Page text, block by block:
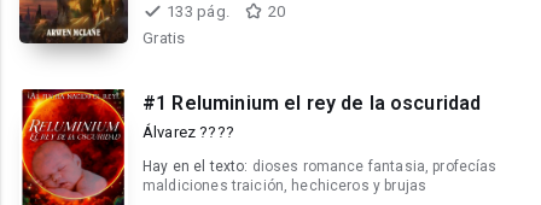
133 pág.
20
Gratis
#1 Reluminium el rey de la oscuridad
Álvarez ????
Hay en el texto: dioses romance fantasia, profecías
maldiciones traición, hechiceros y brujas